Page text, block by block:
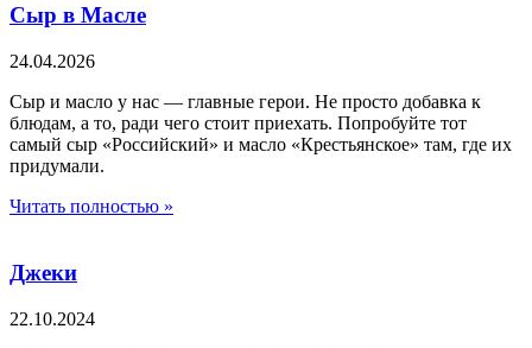
Сыр в Масле
24.04.2026
Сыр и масло у нас — главные герои. Не просто добавка к
блюдам, а то, ради чего стоит приехать. Попробуйте тот
самый сыр «Российский» и масло «Крестьянское» там, где их
придумали.
Читать полностью »
Джеки
22.10.2024